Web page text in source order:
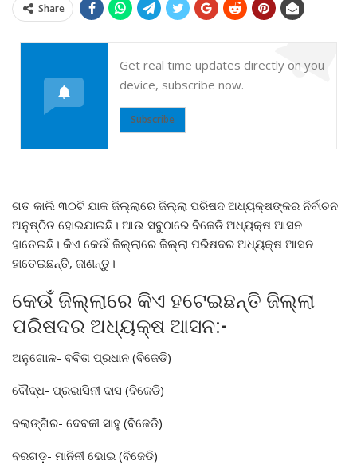
Share
Get real time updates directly on you
device, subscribe now.
Subscribe
ଗତ କାଲି ୩୦ଟି ଯାକ ଜିଲ୍ଲାରେ ଜିଲ୍ଲା ପରିଷଦ ଅଧ୍ୟକ୍ଷଙ୍କର ନିର୍ବାଚନ
ଅନୁଷ୍ଠିତ ହୋଇଯାଇଛି। ଆଉ ସବୁଠାରେ ବିଜେଡି ଅଧ୍ୟକ୍ଷ ଆସନ
ହାତେଇଛି। କିଏ କେଉଁ ଜିଲ୍ଲାରେ ଜିଲ୍ଲା ପରିଷଦର ଅଧ୍ୟକ୍ଷ ଆସନ
ହାତେଇଛନ୍ତି, ଜାଣନ୍ତୁ।
କେଉଁ ଜିଲ୍ଲାରେ କିଏ ହଟେଇଛନ୍ତି ଜିଲ୍ଲା
ପରିଷଦର ଅଧ୍ୟକ୍ଷ ଆସନ:-
ଅନୁଗୋଳ- ବବିତା ପ୍ରଧାନ (ବିଜେଡି)
ବୌଦ୍ଧ- ପ୍ରଭାସିନୀ ଦାସ (ବିଜେଡି)
ବଲାଙ୍ଗିର- ଦେବକୀ ସାହୁ (ବିଜେଡି)
ବରଗଡ଼- ମାନିନୀ ଭୋଇ (ବିଜେଡି)